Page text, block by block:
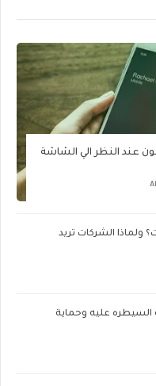
عند النظر الي الشاشة
ولماذا الشركات تريد
عليه وحماية